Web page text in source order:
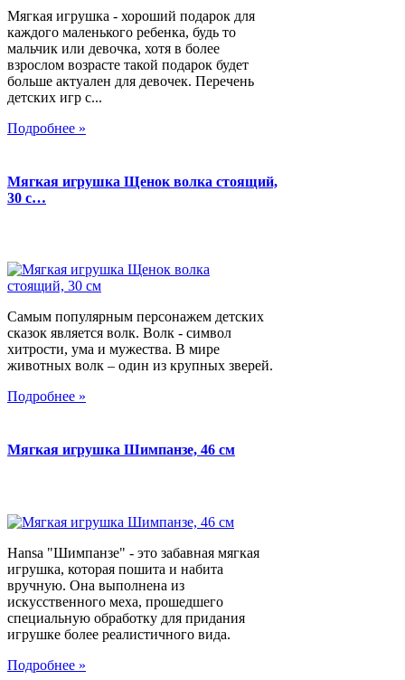
Мягкая игрушка - хороший подарок для
каждого маленького ребенка, будь то
мальчик или девочка, хотя в более
взрослом возрасте такой подарок будет
больше актуален для девочек. Перечень
детских игр с...
Подробнее »
Мягкая игрушка Щенок волка стоящий,
30 с…
Самым популярным персонажем детских
сказок является волк. Волк - символ
хитрости, ума и мужества. В мире
животных волк – один из крупных зверей.
Подробнее »
Мягкая игрушка Шимпанзе, 46 см
Hansa "Шимпанзе" - это забавная мягкая
игрушка, которая пошита и набита
вручную. Она выполнена из
искусственного меха, прошедшего
специальную обработку для придания
игрушке более реалистичного вида.
Подробнее »